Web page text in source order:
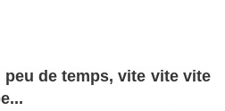
de temps, vite vite vite